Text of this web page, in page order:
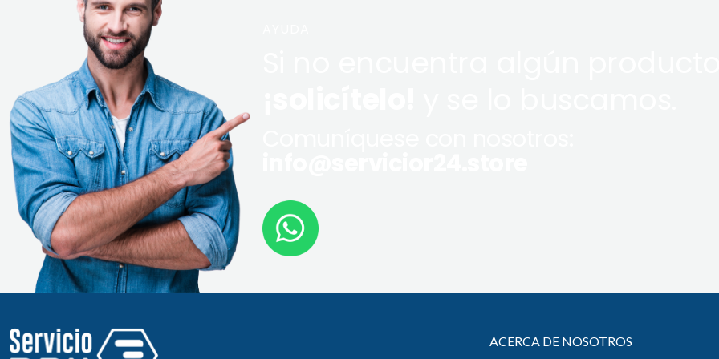
ACERCA DE NOSOTROS